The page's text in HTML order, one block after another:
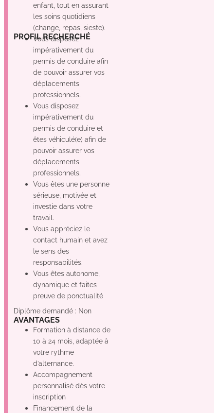
enfant, tout en assurant
les soins quotidiens
(change, repas, sieste).
PROFIL RECHERCHÉ
OuiOui GE
Vous disposez
impérativement du
permis de conduire afin
de pouvoir assurer vos
déplacements
professionnels.
Vous disposez
impérativement du
permis de conduire et
êtes véhiculé(e) afin de
pouvoir assurer vos
déplacements
professionnels.
Vous êtes une personne
sérieuse, motivée et
investie dans votre
travail.
Vous appréciez le
contact humain et avez
le sens des
responsabilités.
Vous êtes autonome,
dynamique et faites
preuve de ponctualité
Diplôme demandé : Non
AVANTAGES
Formation à distance de
10 à 24 mois, adaptée à
votre rythme
d’alternance.
Accompagnement
personnalisé dès votre
inscription
Financement de la